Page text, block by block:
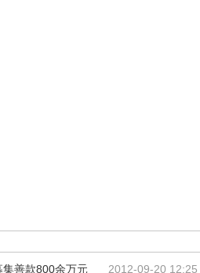
2012-09-20 12:25
集善款800余万元